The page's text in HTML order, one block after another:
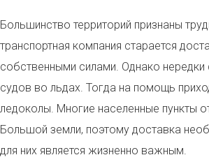
Большинство территорий признаны
транспортная компания старается
собственными силами. Однако нередки
судов во льдах. Тогда на помощь
ледоколы. Многие населенные пункты
Большой земли, поэтому доставка
для них является жизненно важным.